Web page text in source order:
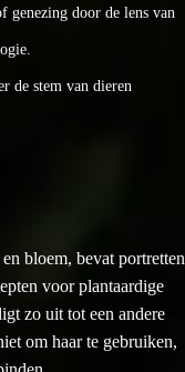
genezing door de lens van
de stem van dieren
bloem, bevat portretten
voor plantaardige
zo uit tot een andere
om haar te gebruiken,